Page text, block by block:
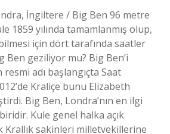
İngiltere / Big Ben 96 metre
1859 yılında tamamlanmış olup,
için dört tarafında saatler
Ben geziliyor mu? Big Ben’i
adı başlangıçta Saat
Kraliçe bunu Elizabeth
Big Ben, Londra’nın en ilgi
Kule genel halka açık
Krallık sakinleri milletvekillerine